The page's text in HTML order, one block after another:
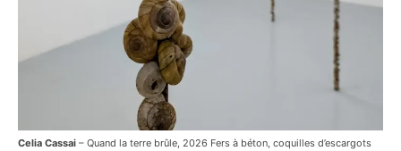
Celia Cassai – Quand la terre brûle, 2026 Fers à béton, coquilles d’escargots